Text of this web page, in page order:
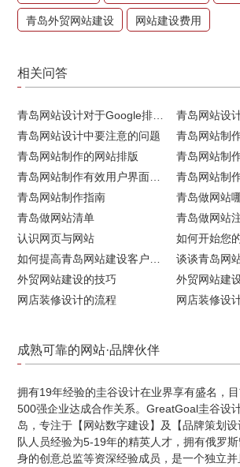
青岛外贸网站建设 网站建设费用
相关问答
青岛网站设计中要注意的问题
青岛网站制
青岛网站制作的网站排版
青岛网站制
青岛网站制作指南
青岛做网站
青岛做网站清单
青岛做网站
认识网页与网站
如何开始您
外贸网站建设的技巧
网店装修设计的流程
网店装修设
成熟可靠的网站·品牌伙伴
拥有19年经验的圭谷设计在业界享有盛名，
500强企业达成合作关系。GreatGoal圭谷设
岛，专注于【网站数字建设】及【品牌策划
队人员经验为5-19年的精英人才，拥有俄罗
身的创意总监等资深经验成员，是一个独立